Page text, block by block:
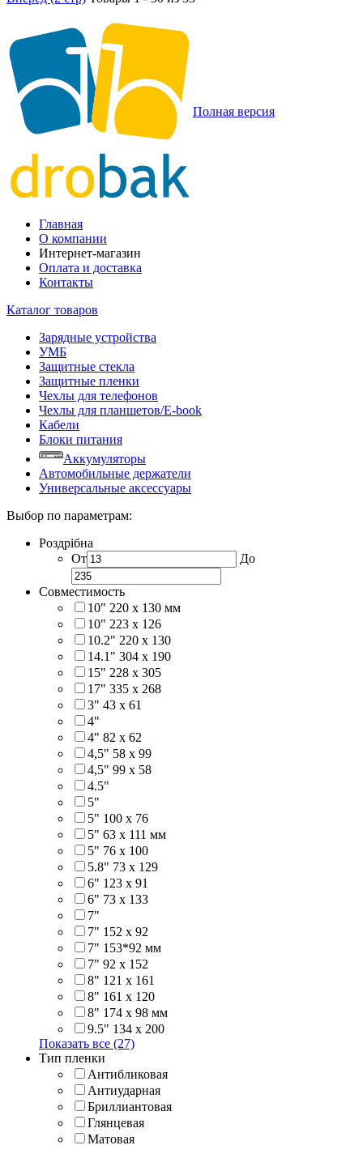
Полная версия
Главная
О компании
Интернет-магазин
Оплата и доставка
Контакты
Каталог товаров
Зарядные устройства
УМБ
Защитные стекла
Защитные пленки
Чехлы для телефонов
Чехлы для планшетов/E-book
Кабели
Блоки питания
Аккумуляторы
Автомобильные держатели
Универсальные аксессуары
Выбор по параметрам:
Роздрібна
От
До
Совместимость
10" 220 x 130 мм
10" 223 x 126
10.2" 220 x 130
14.1" 304 х 190
15" 228 x 305
17" 335 х 268
3" 43 x 61
4"
4" 82 x 62
4,5" 58 х 99
4,5" 99 x 58
4.5"
5"
5" 100 x 76
5" 63 x 111 мм
5" 76 х 100
5.8" 73 x 129
6" 123 х 91
6" 73 х 133
7"
7" 152 x 92
7" 153*92 мм
7" 92 х 152
8" 121 х 161
8" 161 х 120
8" 174 x 98 мм
9.5" 134 x 200
Показать все (27)
Тип пленки
Антибликовая
Антиударная
Бриллиантовая
Глянцевая
Матовая